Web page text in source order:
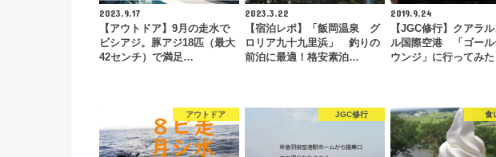
2023.9.17
【アウトドア】9月の走水で
ビシアジ。豚アジ18匹（最大
42センチ）で満足…
2023.3.22
【宿泊レポ】「飯岡温泉 グ
ロリア九十九里浜」 釣りの
前泊に最適！格安素泊…
2019.9.24
【JGC修行】クアラ
ル国際空港 「ゴール
ウンジ」に行ってみた
アウトドア JGC修行 食